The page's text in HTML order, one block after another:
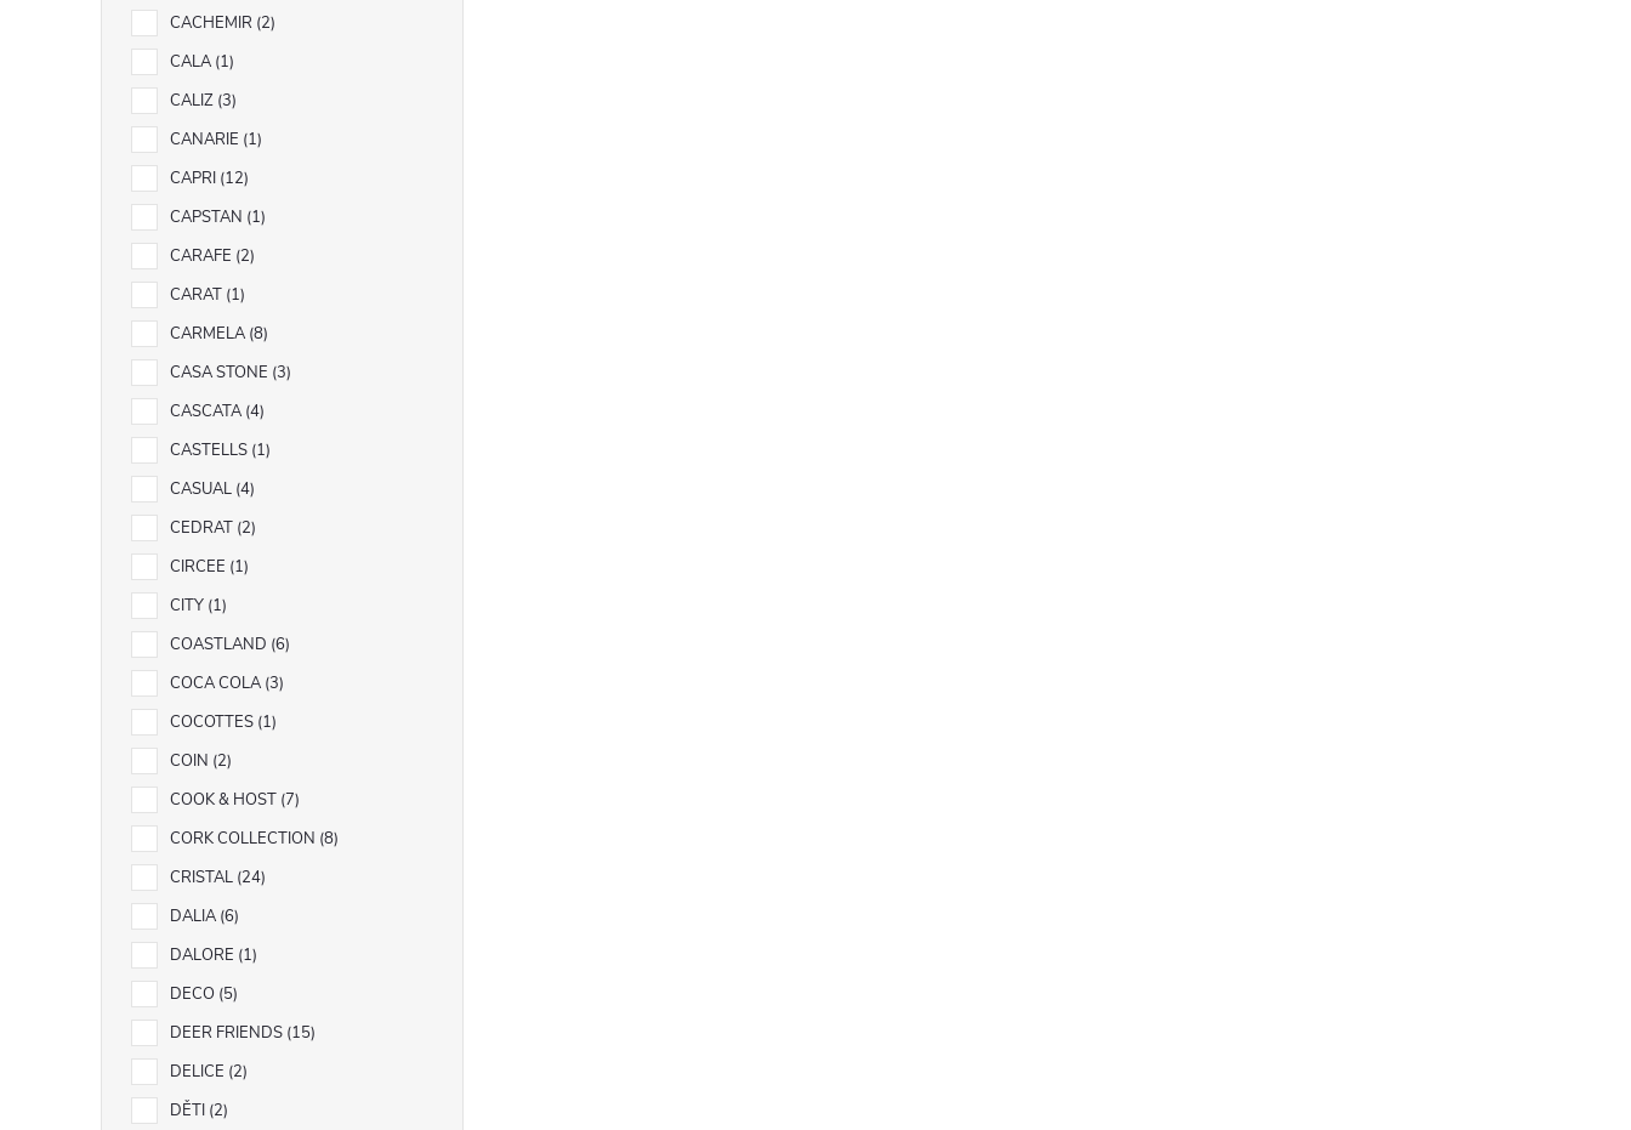
CACHEMIR 2
CALA 1
CALIZ 3
CANARIE 1
CAPRI 12
CAPSTAN 1
CARAFE 2
CARAT 1
CARMELA 8
CASA STONE 3
CASCATA 4
CASTELLS 1
CASUAL 4
CEDRAT 2
CIRCEE 1
CITY 1
COASTLAND 6
COCA COLA 3
COCOTTES 1
COIN 2
COOK & HOST 7
CORK COLLECTION 8
CRISTAL 24
DALIA 6
DALORE 1
DECO 5
DEER FRIENDS 15
DELICE 2
DĚTI 2